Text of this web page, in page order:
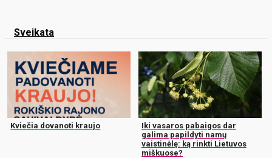
Sveikata
Kviečia dovanoti kraujo
Iki vasaros pabaigos dar
galima papildyti namų
vaistinėlę: ką rinkti Lietuvos
miškuose?